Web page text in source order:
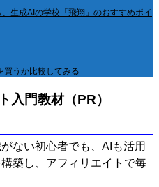
生成AIの学校「飛翔」のおすすめポイ
買うか比較してみる
入門教材（PR）
ない初心者でも、AIも活用
築し、アフィリエイトで毎